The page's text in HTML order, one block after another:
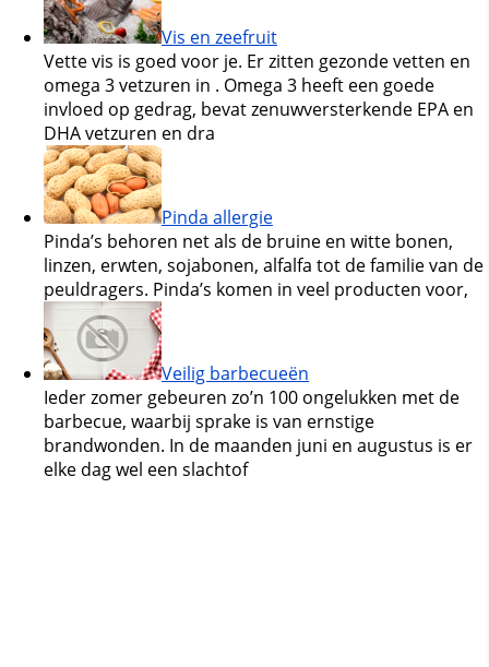
Vis en zeefruit
Vette vis is goed voor je. Er zitten gezonde vetten en
omega 3 vetzuren in . Omega 3 heeft een goede
invloed op gedrag, bevat zenuwversterkende EPA en
DHA vetzuren en dra
Pinda allergie
Pinda’s behoren net als de bruine en witte bonen,
linzen, erwten, sojabonen, alfalfa tot de familie van de
peuldragers. Pinda’s komen in veel producten voor,
Veilig barbecueën
Ieder zomer gebeuren zo’n 100 ongelukken met de
barbecue, waarbij sprake is van ernstige
brandwonden. In de maanden juni en augustus is er
elke dag wel een slachtof